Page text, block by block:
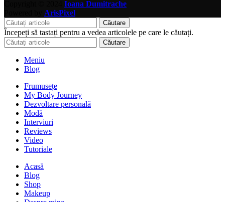
Ioana Dumitrache
ArisPixel
Căutare
Începeți să tastați pentru a vedea articolele pe care le căutați.
Căutare
Meniu
Blog
Frumusețe
My Body Journey
Dezvoltare personală
Modă
Interviuri
Reviews
Video
Tutoriale
Acasă
Blog
Shop
Makeup